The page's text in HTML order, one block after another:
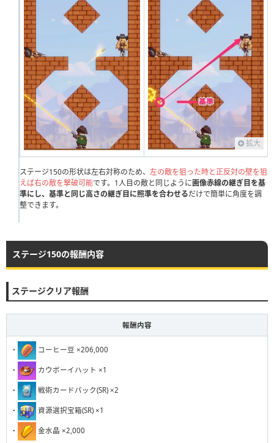
201 203 204 205 206 208 209 210
211 215 216 218 220
221 222 223 224 225 226 227 229 230
231 232 235 236 237 238 240
拡大
ステージ150の形状は左右対称のため、 左の敵を狙った時と正反対の壁を狙
えば右の敵を撃破可能です。1人目の敵と同じように画像赤線の継ぎ目を基
準にし、基準と同じ高さの継ぎ目に照準を合わせるだけで簡単に角度を調
整できます。
ステージ150の報酬内容
ステージクリア報酬
報酬内容
・ コーヒー豆 ×206,000
・ カウボーイハット ×1
・ 戦術カードパック(SR) ×2
・ 資源選択宝箱(SR) ×1
・ 金水晶 ×2,000